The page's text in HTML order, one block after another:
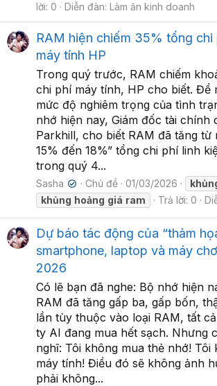
lời: 0
Diễn đàn: Làm ăn kinh doanh
RAM hiện chiếm 35% tổng chi
máy tính HP
Trong quý trước, RAM chiếm
chi phí máy tính, HP cho biết. Để
mức độ nghiêm trọng của tình
nhớ hiện nay, Giám đốc tài chính
Parkhill, cho biết RAM đã tăng từ
15% đến 18%” tổng chi phí linh
trong quý 4...
Sasha ✔ Chủ đề 01/03/2026
khủng hoảng giá ram Trả lời: 0
Dự báo tác động của “thảm
smartphone, laptop và máy
2026
Có lẽ bạn đã nghe: Bộ nhớ hiện
RAM đã tăng gấp ba, gấp bốn,
lần tùy thuộc vào loại RAM, tất
ty AI đang mua hết sạch. Nhưng
nghĩ: Tôi không mua thẻ nhớ! Tôi
máy tính! Điều đó sẽ không ảnh
phải không...